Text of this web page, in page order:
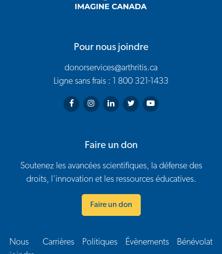
Pour nous joindre
donorservices@arthritis.ca
Ligne sans frais : 1 800 321-1433
Arthritis Society on Facebook
Arthritis Society on Instagram
Arthritis Society on LinkedIn
Arthritis Society on Twitter
Arthritis Society on
Faire un don
Soutenez les avancées scientifiques, la défense des
droits, l'innovation et les ressources éducatives.
Faire un don
Nous
Carrières Politiques Évènements Bénévolat